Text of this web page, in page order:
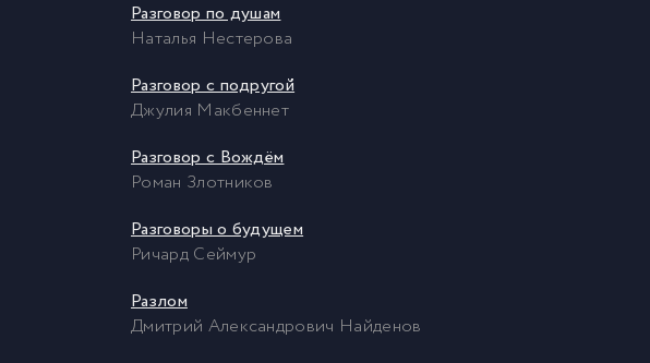
Разговор по душам
Наталья Нестерова
Разговор с подругой
Джулия Макбеннет
Разговор с Вождём
Роман Злотников
Разговоры о будущем
Ричард Сеймур
Разлом
Дмитрий Александрович Найденов